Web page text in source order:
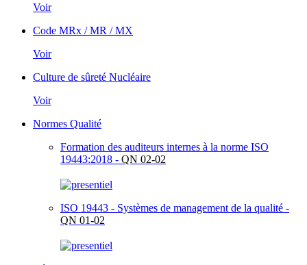
Voir
Code MRx / MR / MX
Voir
Culture de sûreté Nucléaire
Voir
Normes Qualité
Formation des auditeurs internes à la norme ISO
19443:2018 - QN 02-02
ISO 19443 - Systèmes de management de la qualité -
QN 01-02